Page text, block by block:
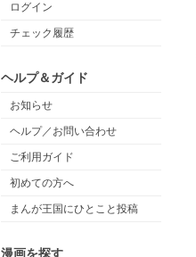
ログイン
チェック履歴
ヘルプ＆ガイド
お知らせ
ヘルプ／お問い合わせ
ご利用ガイド
初めての方へ
まんが王国にひとこと投稿
漫画を探す